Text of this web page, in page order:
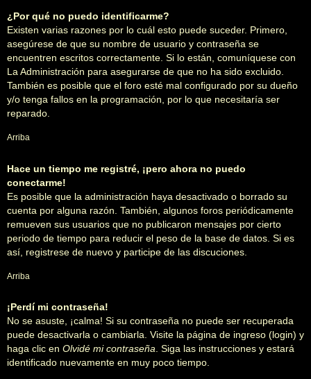
¿Por qué no puedo identificarme?
Existen varias razones por lo cuál esto puede suceder. Primero,
asegúrese de que su nombre de usuario y contraseña se
encuentren escritos correctamente. Si lo están, comuníquese con
La Administración para asegurarse de que no ha sido excluido.
También es posible que el foro esté mal configurado por su dueño
y/o tenga fallos en la programación, por lo que necesitaría ser
reparado.
Arriba
Hace un tiempo me registré, ¡pero ahora no puedo
conectarme!
Es posible que la administración haya desactivado o borrado su
cuenta por alguna razón. También, algunos foros periódicamente
remueven sus usuarios que no publicaron mensajes por cierto
periodo de tiempo para reducir el peso de la base de datos. Si es
así, registrese de nuevo y participe de las discuciones.
Arriba
¡Perdí mi contraseña!
No se asuste, ¡calma! Si su contraseña no puede ser recuperada
puede desactivarla o cambiarla. Visite la página de ingreso (login) y
haga clic en Olvidé mi contraseña. Siga las instrucciones y estará
identificado nuevamente en muy poco tiempo.